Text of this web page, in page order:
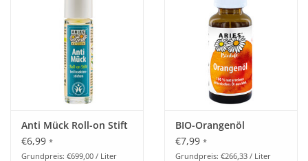
Anti Mück Roll-on Stift
€6,99 *
Grundpreis: €699,00 / Liter
BIO-Orangenöl
€7,99 *
Grundpreis: €266,33 / Liter